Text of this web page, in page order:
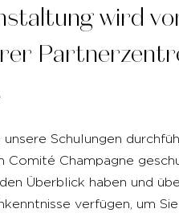
wird
Schulungen
Comité Champagne
Überblick haben und
verfügen, um